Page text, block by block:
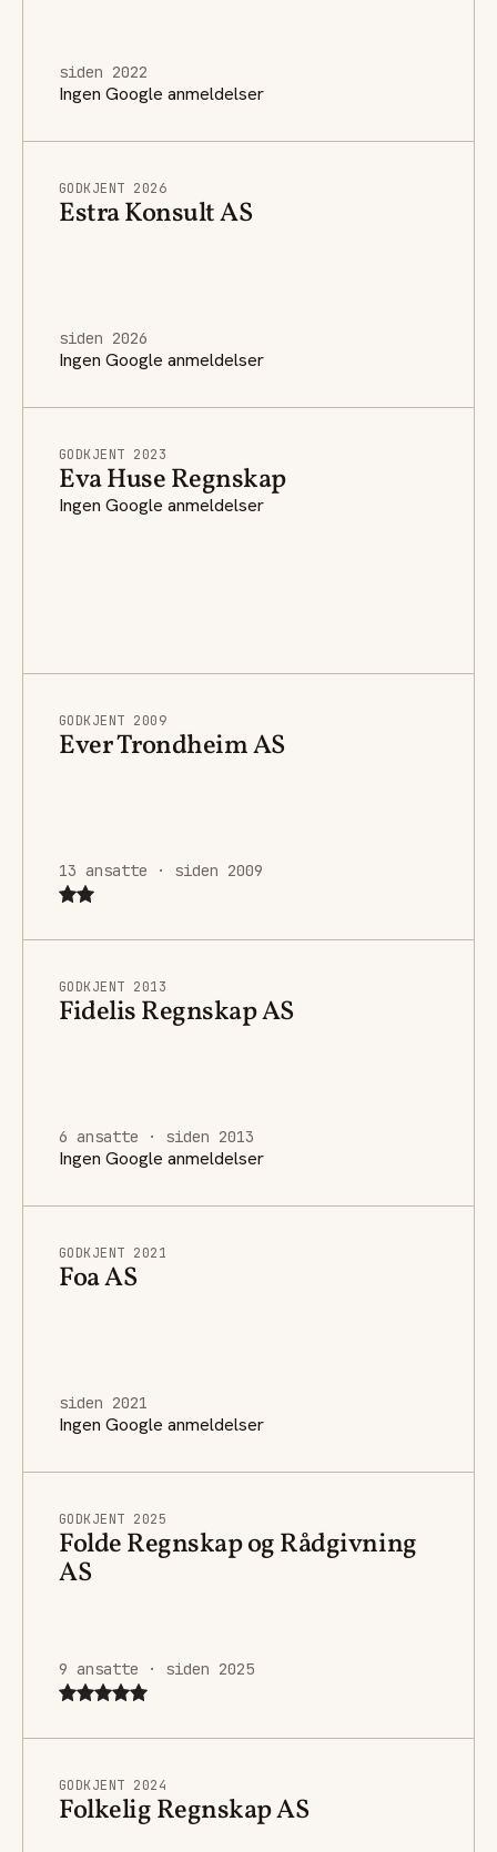
siden 2022
Ingen Google anmeldelser
GODKJENT 2026
Estra Konsult AS
siden 2026
Ingen Google anmeldelser
GODKJENT 2023
Eva Huse Regnskap
Ingen Google anmeldelser
GODKJENT 2009
Ever Trondheim AS
13 ansatte · siden 2009
GODKJENT 2013
Fidelis Regnskap AS
6 ansatte · siden 2013
Ingen Google anmeldelser
GODKJENT 2021
Foa AS
siden 2021
Ingen Google anmeldelser
GODKJENT 2025
Folde Regnskap og Rådgivning
AS
9 ansatte · siden 2025
GODKJENT 2024
Folkelig Regnskap AS